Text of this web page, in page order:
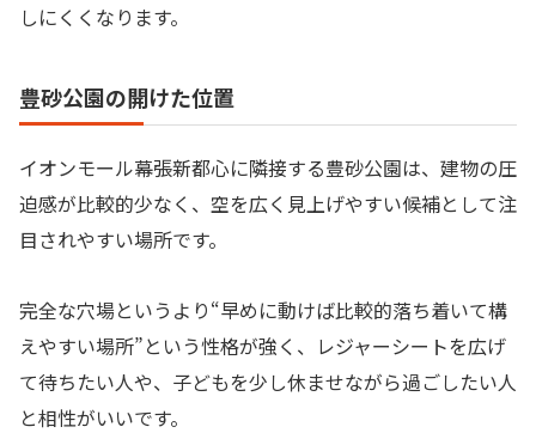
しにくくなります。
豊砂公園の開けた位置
イオンモール幕張新都心に隣接する豊砂公園は、建物の圧
迫感が比較的少なく、空を広く見上げやすい候補として注
目されやすい場所です。
完全な穴場というより“早めに動けば比較的落ち着いて構
えやすい場所”という性格が強く、レジャーシートを広げ
て待ちたい人や、子どもを少し休ませながら過ごしたい人
と相性がいいです。